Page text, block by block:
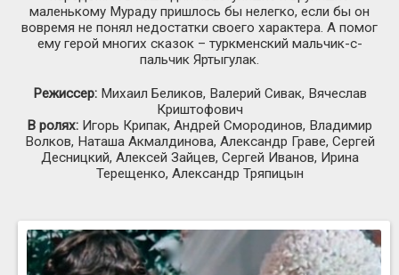
маленькому Мураду пришлось бы нелегко, если бы он
вовремя не понял недостатки своего характера. А помог
ему герой многих сказок – туркменский мальчик-с-
пальчик Яртыгулак.
Режиссер:Михаил Беликов, Валерий Сивак, Вячеслав
Криштофович
В ролях: Игорь Крипак, Андрей Смородинов, Владимир
Волков, Наташа Акмалдинова, Александр Граве, Сергей
Десницкий, Алексей Зайцев, Сергей Иванов, Ирина
Терещенко, Александр Тряпицын